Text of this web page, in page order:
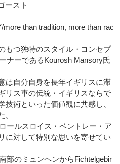
ースト
than tradition, more than rac
もつ独特のスタイル・コンセプ
ナーであるKourosh Mansory氏
は自分自身を長年イギリスに滞
リス車の伝統・イギリスならで
技術といった価値観に共感し、
。
ールスロイス・ベントレー・ア
に対して特別な思いを寄せてい
部のミュンヘンからFichtelgebir